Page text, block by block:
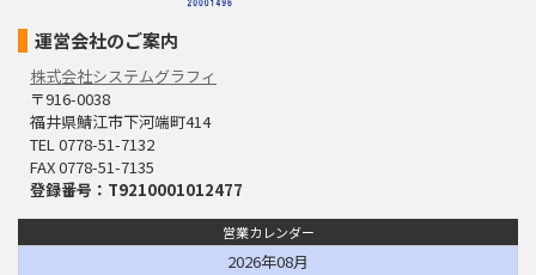
運営会社のご案内
株式会社システムグラフィ
〒916-0038
福井県鯖江市下河端町414
TEL 0778-51-7132
FAX 0778-51-7135
登録番号：T9210001012477
営業カレンダー
2026年08月